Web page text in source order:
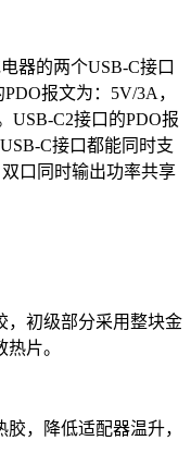
器的两个USB-C接口
报文为：5V/3A，
USB-C2接口的PDO报
C接口都能同时支
口同时输出功率共享
，初级部分采用整块金
片。
，降低适配器温升，